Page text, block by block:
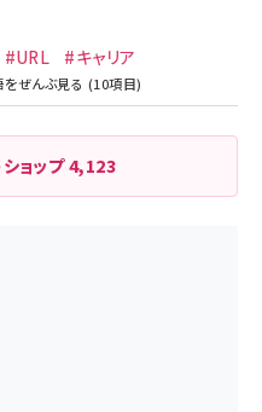
#URL
#キャリア
ョップ4,123